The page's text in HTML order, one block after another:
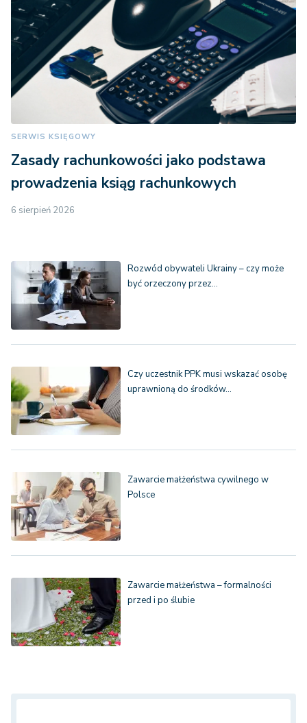
SERWIS KSIĘGOWY
Zasady rachunkowości jako podstawa
prowadzenia ksiąg rachunkowych
6 sierpień 2026
Rozwód obywateli Ukrainy – czy może
być orzeczony przez…
Czy uczestnik PPK musi wskazać osobę
uprawnioną do środków…
Zawarcie małżeństwa cywilnego w
Polsce
Zawarcie małżeństwa – formalności
przed i po ślubie